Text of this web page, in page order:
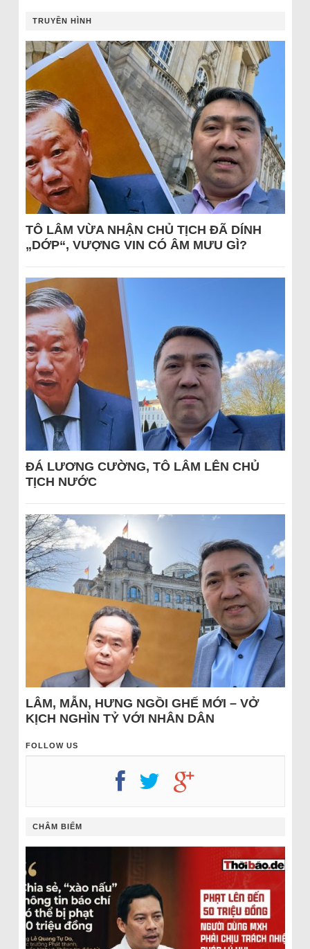
TRUYỀN HÌNH
TÔ LÂM VỪA NHẬN CHỦ TỊCH ĐÃ DÍNH
„DỚP“, VƯỢNG VIN CÓ ÂM MƯU GÌ?
ĐÁ LƯƠNG CƯỜNG, TÔ LÂM LÊN CHỦ
TỊCH NƯỚC
LÂM, MẪN, HƯNG NGỒI GHẾ MỚI – VỞ
KỊCH NGHÌN TỶ VỚI NHÂN DÂN
FOLLOW US
CHÂM BIẾM